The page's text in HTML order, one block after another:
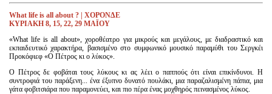
What life is all about ? | ΧΟΡΟΝΔΕ
KΥΡΙΑΚΗ 8, 15, 22, 29 ΜΑΪΟΥ
«What life is all about», χοροθέατρο για μικρούς και μεγάλους, με διαδραστικό και
εκπαιδευτικό χαρακτήρα, βασισμένο στο συμφωνικό μουσικό παραμύθι του Σεργκέι
Προκόφιεφ «Ο Πέτρος κι ο λύκος».
Ο Πέτρος δε φοβάται τους λύκους κι ας λέει ο παππούς ότι είναι επικίνδυνοι. Η
συντροφιά του παράξενη... ένα έξυπνο δυνατό πουλάκι, μια παραζαλισμένη πάπια, μια
γάτα φοβιτσιάρα που παραμονεύει, και πιο πέρα ένας μοχθηρός πεινασμένος λύκος.